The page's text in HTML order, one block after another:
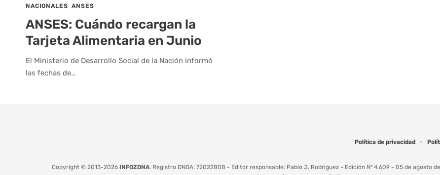
NACIONALES ANSES
ANSES: Cuándo recargan la
Tarjeta Alimentaria en Junio
El Ministerio de Desarrollo Social de la Nación informó
las fechas de…
Política de privacidad
Copyright © 2013-2026 INFOZONA. Registro DNDA: 72022808 - Editor responsable: Pablo J. Rodriguez - Edición Nº 4.609 - 05 de agosto